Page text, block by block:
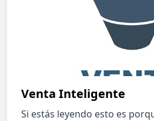
Venta Inteligente
Si estás leyendo esto es